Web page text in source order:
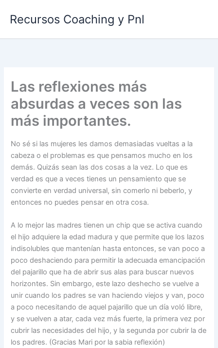
Recursos Coaching y Pnl
Las reflexiones más
absurdas a veces son las
más importantes.
No sé si las mujeres les damos demasiadas vueltas a la
cabeza o el problemas es que pensamos mucho en los
demás. Quizás sean las dos cosas a la vez. Lo que es
verdad es que a veces tienes un pensamiento que se
convierte en verdad universal, sin comerlo ni beberlo, y
entonces no puedes pensar en otra cosa.
A lo mejor las madres tienen un chip que se activa cuando
el hijo adquiere la edad madura y que permite que los lazos
indisolubles que mantenían hasta entonces, se van poco a
poco deshaciendo para permitir la adecuada emancipación
del pajarillo que ha de abrir sus alas para buscar nuevos
horizontes. Sin embargo, este lazo deshecho se vuelve a
unir cuando los padres se van haciendo viejos y van, poco
a poco necesitando de aquel pajarillo que un día voló libre,
y se vuelven a atar, cada vez más fuerte, la primera vez por
cubrir las necesidades del hijo, y la segunda por cubrir la de
los padres. (Gracias Mari por la sabia reflexión)